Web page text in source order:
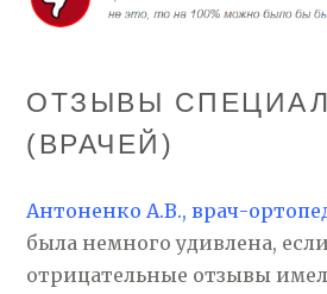
ОТЗЫВЫ
(ВРАЧЕЙ)
Антоненко А.В., врач-
была немного удивлена,
отрицательные отзывы